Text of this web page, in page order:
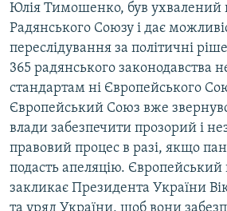
Юлія Тимошенко, був ухвалений
Радянського Союзу і дає
переслідування за політичні
365 радянського законодавства
стандартам ні Європейського
Європейський Союз вже
влади забезпечити прозорий і
правовий процес в разі, якщо
подасть апеляцію.
закликає Президента України